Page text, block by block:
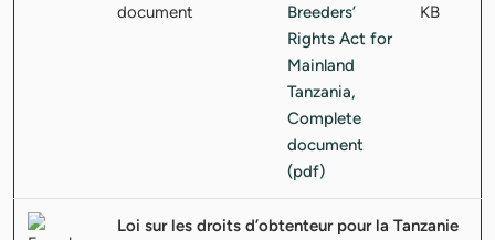
document
KB
Loi sur les droits d’obtenteur pour la Tanzanie